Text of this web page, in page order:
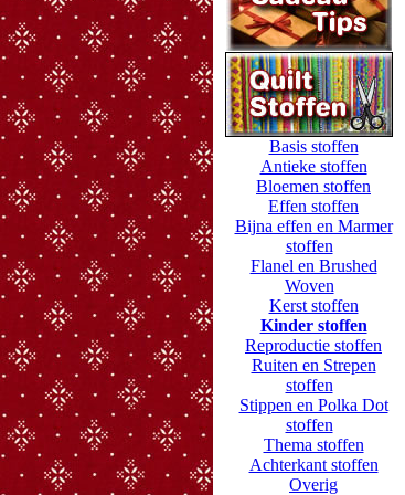
Basis stoffen
Antieke stoffen
Bloemen stoffen
Effen stoffen
Bijna effen en Marmer
stoffen
Flanel en Brushed
Woven
Kerst stoffen
Kinder stoffen
Reproductie stoffen
Ruiten en Strepen
stoffen
Stippen en Polka Dot
stoffen
Thema stoffen
Achterkant stoffen
Overig